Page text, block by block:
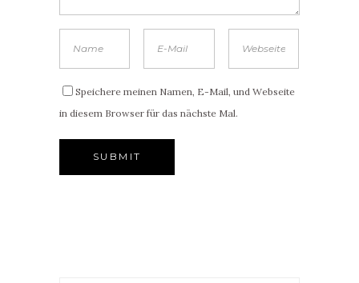
Speichere meinen Namen, E-Mail, und Webseite
in diesem Browser für das nächste Mal.